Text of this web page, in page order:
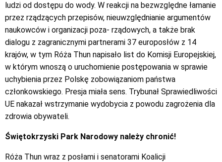
ludzi od dostępu do wody. W reakcji na bezwzględne łamanie
przez rządzących przepisów, nieuwzględnianie argumentów
naukowców i organizacji poza- rządowych, a także brak
dialogu z zagranicznymi partnerami 37 europosłów z 14
krajów, w tym Róża Thun napisało list do Komisji Europejskiej,
w którym wnoszą o uruchomienie postępowania w sprawie
uchybienia przez Polskę zobowiązaniom państwa
członkowskiego. Presja miała sens. Trybunał Sprawiedliwości
UE nakazał wstrzymanie wydobycia z powodu zagrożenia dla
zdrowia obywateli.
Świętokrzyski Park Narodowy należy chronić!
Róża Thun wraz z posłami i senatorami Koalicji